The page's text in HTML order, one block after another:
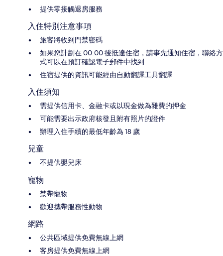
提供零接觸退房服務
入住特別注意事項
旅客將收到門禁密碼
如果您計劃在 00:00 後抵達住宿，請事先通知住宿，聯絡方
式可以在預訂確認電子郵件中找到
住宿提供的資訊可能經由自動翻譯工具翻譯
入住須知
需提供信用卡、金融卡或以現金做為雜費的押金
可能需要出示政府核發且附有照片的證件
辦理入住手續的最低年齡為 18 歲
兒童
不提供嬰兒床
寵物
禁帶寵物
歡迎攜帶服務性動物
網路
公共區域提供免費無線上網
客房提供免費無線上網